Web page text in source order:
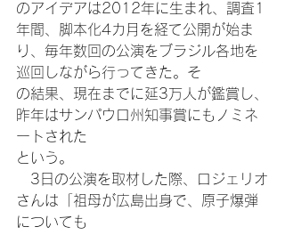
のアイデアは2012年に生まれ、調査1
年間、脚本化4カ月を経て公開が始ま
り、毎年数回の公演をブラジル各地を
巡回しながら行ってきた。そ
の結果、現在までに延3万人が鑑賞し、
昨年はサンパウロ州知事賞にもノミネ
ートされた
という。
3日の公演を取材した際、ロジェリオ
さんは「祖母が広島出身で、原子爆弾
についても